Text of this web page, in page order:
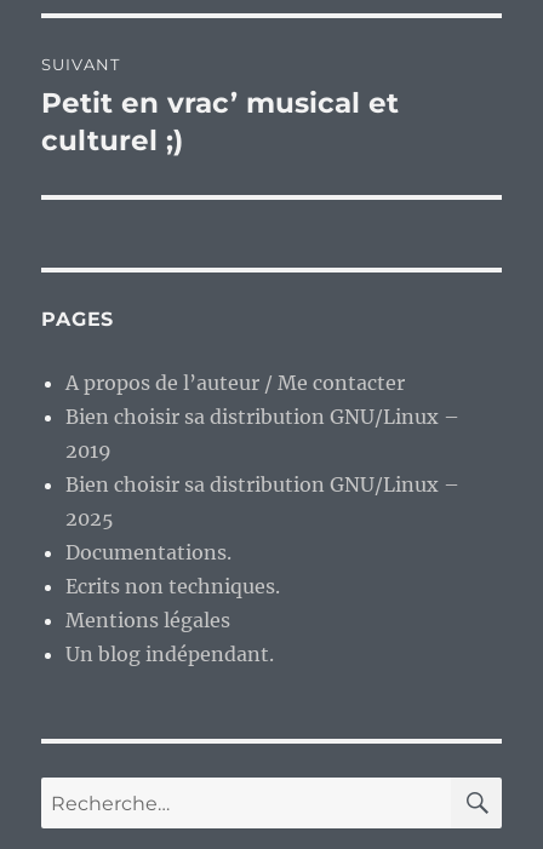
SUIVANT
Publication
suivante :
Petit en vrac’ musical et
culturel ;)
PAGES
A propos de l’auteur / Me contacter
Bien choisir sa distribution GNU/Linux –
2019
Bien choisir sa distribution GNU/Linux –
2025
Documentations.
Ecrits non techniques.
Mentions légales
Un blog indépendant.
Recherche
pour :